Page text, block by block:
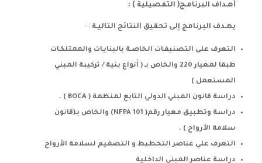
أهـداف البرنامـج( التفصيلية ) :
يهـدف البرنامج إلى تحقيق النتائج التاليـة :-
التعرف على التصنيفـات الخاصـة بالبنايـات والممتلكـات
طبقا لمعيار 220 والخاص بـ ( أنواع بنية / تركيبة المبني
المستعمل )
دراسة قانون المبني الدولي التابع لمنظمة ( BOCA ) .
دراسة وتطبيق معيار رقم( 101 NFPA) والخاص بـ(قانون
سلامة الأرواح ) .
التعرف علي عناصر التخطيط و التصميم لسلامة الأرواح
دراسة عناصر المبنى الداخلية